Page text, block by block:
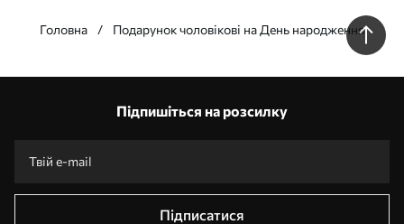
Головна Подарунок чоловікові на День народження
Підпишіться на розсилку
Підписатися